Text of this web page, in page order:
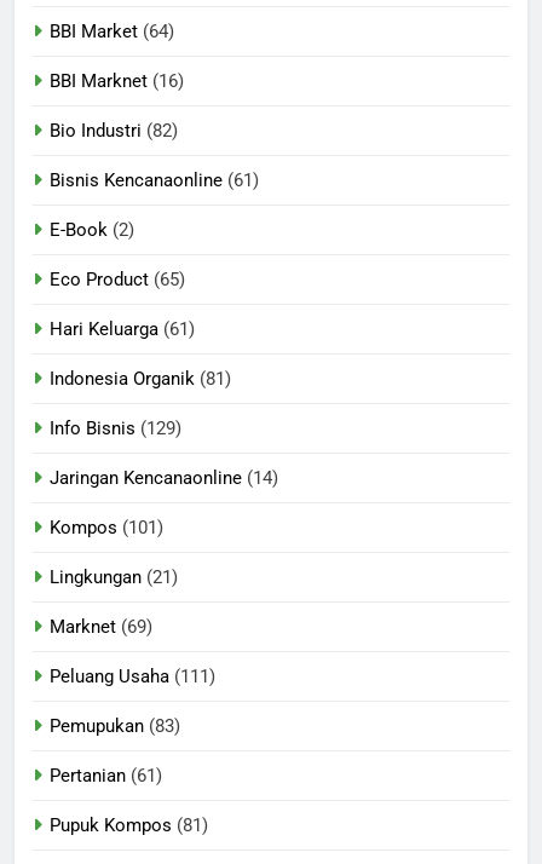
BBI Market (64)
BBI Marknet (16)
Bio Industri (82)
Bisnis Kencanaonline (61)
E-Book (2)
Eco Product (65)
Hari Keluarga (61)
Indonesia Organik (81)
Info Bisnis (129)
Jaringan Kencanaonline (14)
Kompos (101)
Lingkungan (21)
Marknet (69)
Peluang Usaha (111)
Pemupukan (83)
Pertanian (61)
Pupuk Kompos (81)